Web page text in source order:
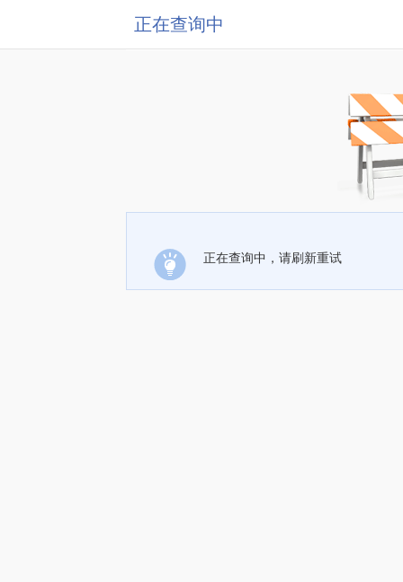
正在查询中
正在查询中，请刷新重试